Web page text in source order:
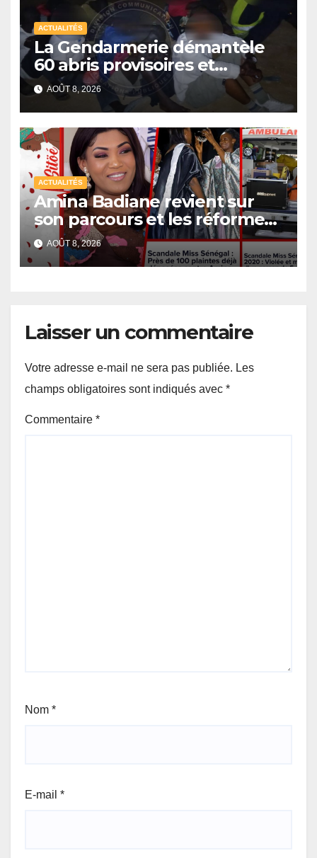
ACTUALITÉS
La Gendarmerie démantèle
60 abris provisoires et
interpelle 27 personnes
AOÛT 8, 2026
ACTUALITÉS
Amina Badiane revient sur
son parcours et les réformes
de Miss Sénégal
AOÛT 8, 2026
Laisser un commentaire
Votre adresse e-mail ne sera pas publiée. Les
champs obligatoires sont indiqués avec *
Commentaire *
Nom *
E-mail *